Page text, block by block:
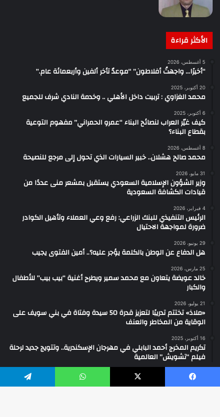
الأكثر قراءة
5 أغسطس، 2026
“أخيرًا… واجهتُ أفلاطون” “موعدٌ تأخر ألفين وأربعمائة عام.”
20 أكتوبر، 2025
محمد الغزاوي : تربيت داخل الأهلي .. وخدمة النادي شرف للجميع‏
6 أكتوبر، 2025
كيف غيّر العراب لنصائح البناء “عمرو الحمراني” مفهوم التوعية
بقطاع البناء؟
8 أغسطس، 2026
محمد صالح هشلان.. خبير السيارات الذي تحول إلى مرجع للنصيحة
31 مايو، 2026
وزير الشؤون الإسلامية السعودي يستقبل بمشعر منى عددًا من
قيادات الكشافة السعودية
4 فبراير، 2026
الرئيس التنفيذي للبنك الزراعي: رفع وعي العملاء وتأهيل الكوادر
ضرورة لمواجهة الاحتيال
29 يونيو، 2026
هل الدفاع عن الوطن بالكلمة يؤجر عليه؟.. أمين الفتوى يجيب
25 مارس، 2026
خالد عويضة يتعاون مع محمد سمير ويطرح أغنية “بيب بيب” للأطفال
والكبار
21 يوليو، 2026
«ملاذ» تختتم تدريبًا لتعزيز قدرة 50 سيدة وفتاة في بني سويف على
الوقاية من المخاطر والعنف
16 أكتوبر، 2025
تكريم المخرج أحمد البابلي في مهرجان الإسكندرية.. وتتويج جديد لرحلة
فيلم “تشويش” العالمية
فيسبوك ‫X واتساب تيلقرام